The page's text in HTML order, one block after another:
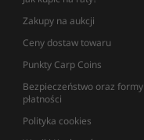
Zakupy na aukcji
Ceny dostaw towaru
Punkty Carp Coins
Bezpieczeństwo oraz formy
płatności
Polityka cookies